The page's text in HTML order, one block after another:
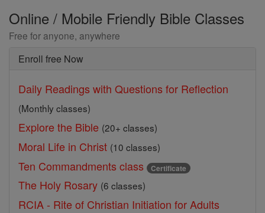
Online / Mobile Friendly Bible Classes
Free for anyone, anywhere
Enroll free Now
Daily Readings with Questions for Reflection
(Monthly classes)
Explore the Bible (20+ classes)
Moral Life in Christ (10 classes)
Ten Commandments class Certificate
The Holy Rosary (6 classes)
RCIA - Rite of Christian Initiation for Adults